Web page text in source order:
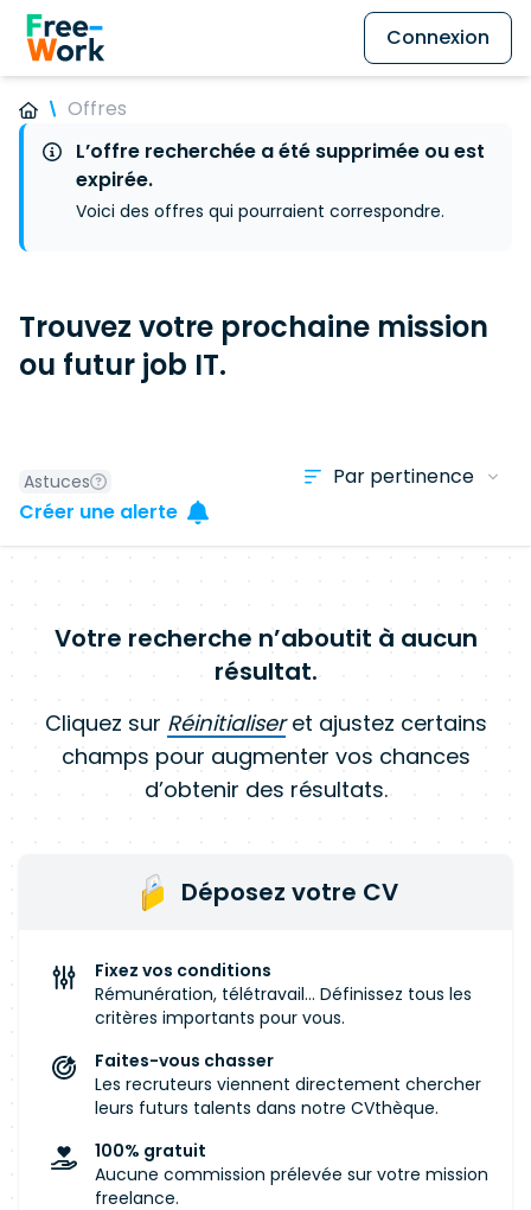
Connexion
Offres
L’offre recherchée a été supprimée ou est
expirée.
Voici des offres qui pourraient correspondre.
Trouvez votre prochaine mission
ou futur job IT.
Astuces
Créer une alerte
Votre recherche n’aboutit à aucun
résultat.
Cliquez sur Réinitialiseret ajustez certains
champs pour augmenter vos chances
d’obtenir des résultats.
Déposez votre CV
Fixez vos conditions
Rémunération, télétravail... Définissez tous les
critères importants pour vous.
Faites-vous chasser
Les recruteurs viennent directement chercher
leurs futurs talents dans notre CVthèque.
100% gratuit
Aucune commission prélevée sur votre mission
freelance.